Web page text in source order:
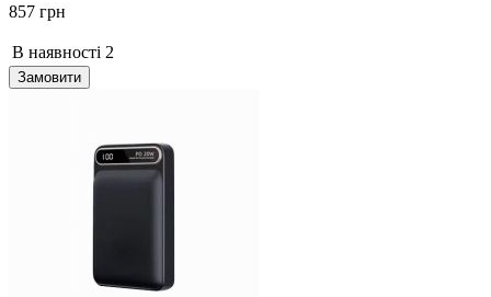
857 грн
В наявності 2
Замовити